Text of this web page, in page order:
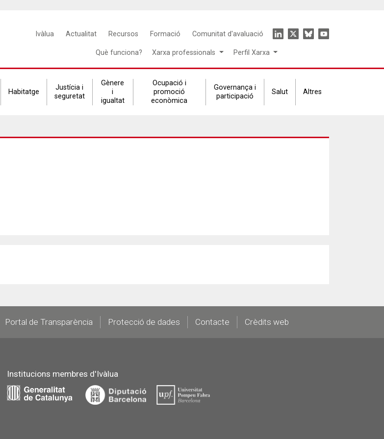
Main
navigation
Ivàlua Actualitat Recursos Formació Comunitat d'avaluació
Icon
menu
Què funciona? Xarxa professionals Perfil Xarxa
Habitatge
Justícia i
seguretat
Gènere
i
igualtat
Ocupació i
promoció
econòmica
Governança i
participació
Salut Altres
Portal de Transparència Protecció de dades Contacte Crèdits web
Institucions membres d'Ivàlua